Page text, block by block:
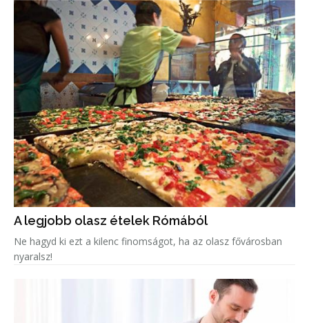
A legjobb olasz ételek Rómából
Ne hagyd ki ezt a kilenc finomságot, ha az olasz fővárosban
nyaralsz!